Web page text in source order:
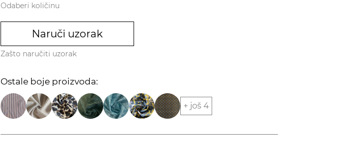
Odaberi količinu
Naruči uzorak
Zašto naručiti uzorak
Ostale boje proizvoda:
+ još 4